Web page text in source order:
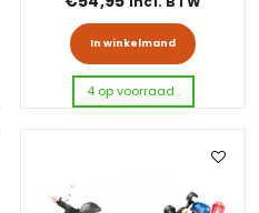
In winkelmand
4 op voorraad .